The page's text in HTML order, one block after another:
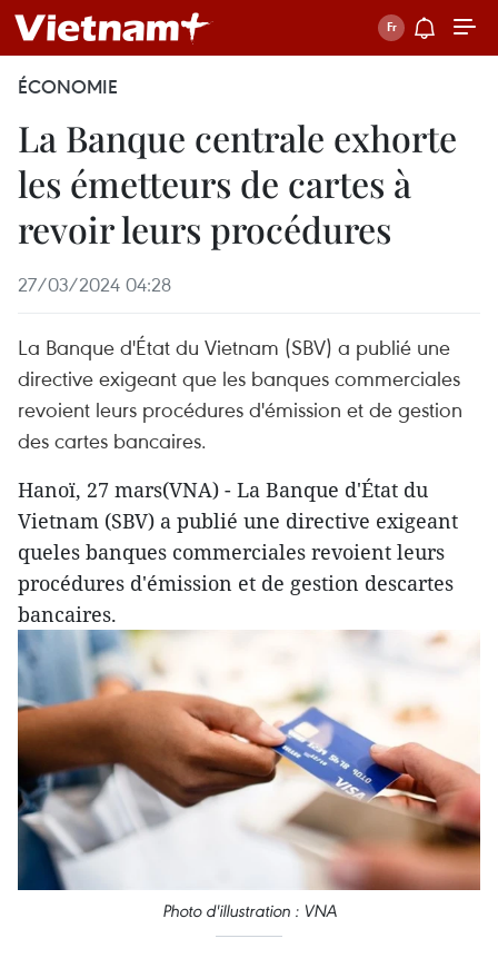
ÉCONOMIE
La Banque centrale exhorte
les émetteurs de cartes à
revoir leurs procédures
27/03/2024 04:28
La Banque d'État du Vietnam (SBV) a publié une
directive exigeant que les banques commerciales
revoient leurs procédures d'émission et de gestion
des cartes bancaires.
Hanoï, 27 mars(VNA) - La Banque d'État du
Vietnam (SBV) a publié une directive exigeant
queles banques commerciales revoient leurs
procédures d'émission et de gestion descartes
bancaires.
Photo d'illustration : VNA